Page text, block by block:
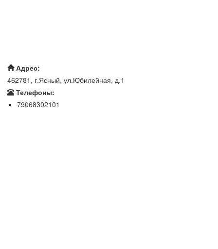
Адрес:
462781, г.Ясный, ул.Юбилейная, д.1
Телефоны:
79068302101